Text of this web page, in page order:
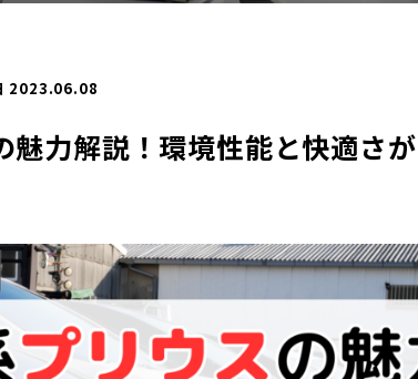
2023.06.08
魅力解説！環境性能と快適さ